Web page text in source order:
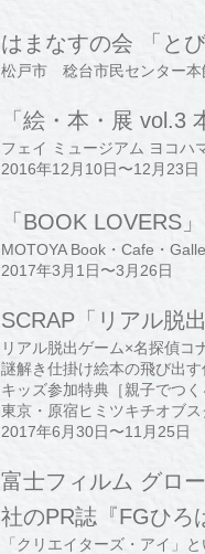
はまなすの会 「と
松戸市 稔台市民センター
「絵・本・展 vol.3
フェイ ミュージアム ヨコハ
2016年12月10日〜12月23日
「BOOK LOVERS」
MOTOYA Book・Cafe・
2017年3月1日〜3月26日
SCRAP「リアル脱
リアル脱出ゲーム×名探偵コ
謎解き仕掛け絵本の飛び出
キッズ参加特典［親子でつ
東京・原宿ヒミツキチオブ
2017年6月30日〜11月25日
富士フィルム グロ
社のPR誌『FGひろ
「クリエイターズ・アイ」